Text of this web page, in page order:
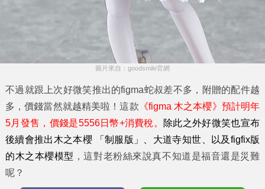
圖片來自：goodsmile官網
不過就跟上次好微笑推出的figma蛇叔差不多，附贈的配件越
多，價錢當然就越精美啦！這款 《figma 木之本櫻》預計明年
5月發售，價錢是5556日幣+消費稅。
除此之外好微笑也宣布
後續會推出木之本櫻 「制服版」、大道寺知世、以及figfix版
的木之本櫻模型 ，這對老粉絲來說真不知道是福音還是災難
呢？